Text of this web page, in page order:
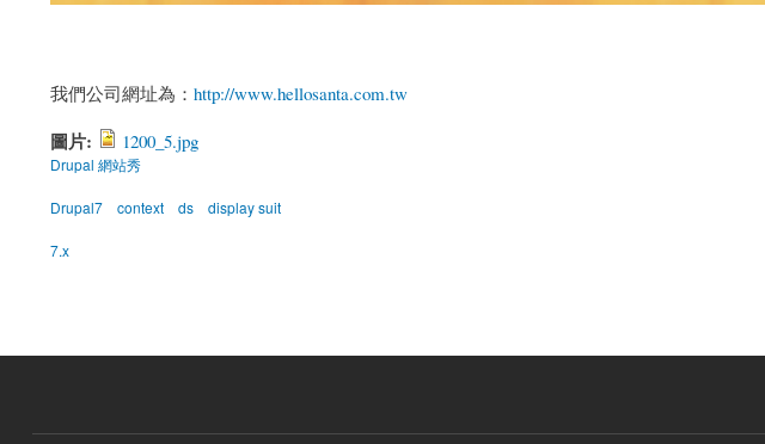
我們公司網址為： http://www.hellosanta.com.tw
圖片: 1200_5.jpg
Drupal 網站秀
Drupal7 context ds display suit
7.x